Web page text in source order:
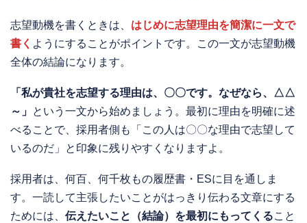
志望動機を書くときは、 はじめに志望理由を簡潔に一文で
書く ようにすることがポイントです。この一文が志望動機
全体の結論になります。
「私が貴社を志望する理由は、〇〇です。なぜなら、△△
～」 という一文から始めましょう。最初に理由を明確に述
べることで、採用者側も「この人は〇〇な理由で志望して
いるのだ」と印象に残りやすくなりますよ。
採用者は、何百、何千枚もの履歴書・ESに目を通しま
す。一読して主張したいことがはっきり伝わる文章にする
ためには、 伝えたいこと（結論）を最初にもってくること